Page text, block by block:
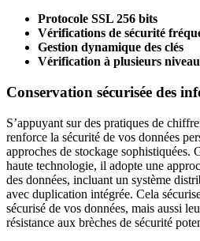
Protocole SSL 256 bits
Vérifications de sécurité
Gestion dynamique des clés
Vérification à plusieurs
Conservation sécurisée des
S’appuyant sur des pratiques de
renforce la sécurité de vos données
approches de stockage sophistiquées.
haute technologie, il adopte une
des données, incluant un système
avec duplication intégrée. Cela
sécurisé de vos données, mais aussi
résistance aux brèches de sécurité